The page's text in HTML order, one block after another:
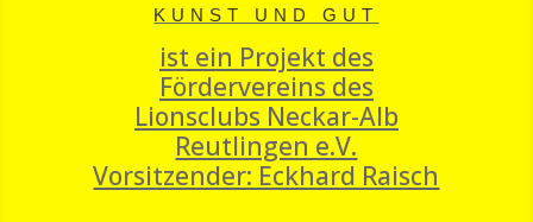
KUNST UND GUT
ist ein Projekt des
Fördervereins des
Lionsclubs Neckar-Alb
Reutlingen e.V.
Vorsitzender: Eckhard Raisch